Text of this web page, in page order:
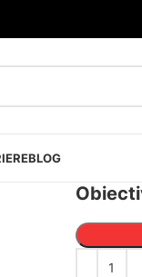
BLOG